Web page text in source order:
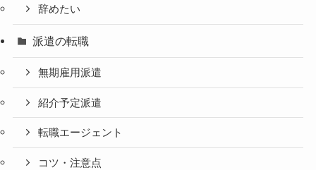
辞めたい
派遣の転職
無期雇用派遣
紹介予定派遣
転職エージェント
コツ・注意点